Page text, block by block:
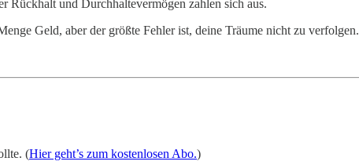
und Durchhaltevermögen zahlen sich aus.
Geld, aber der größte Fehler ist, deine Träume nicht zu verfolgen.
(Hier geht’s zum kostenlosen Abo.)